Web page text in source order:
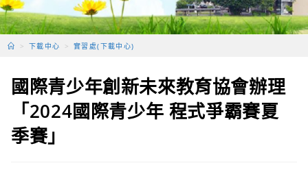
> 下載中心 > 實習處(下載中心)
國際青少年創新未來教育協會辦理
「2024國際青少年 程式爭霸賽夏
季賽」